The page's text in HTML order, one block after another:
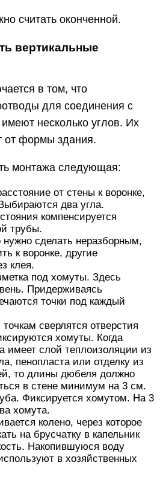
считать оконченной.
вертикальные
в том, что
для соединения с
несколько углов. Их
от формы здания.
монтажа следующая:
от стены к воронке,
два угла.
компенсируется
трубы.
нужно сделать неразборным,
к воронке, другие
клея.
под хомуты. Здесь
Придерживаясь
точки под каждый
сверлятся отверстия
хомуты. Когда
имеет слой теплоизоляции из
пенопласта или отделку из
то длины дюбеля должно
в стене минимум на 3 см.
Фиксируется хомутом. На 3
хомута.
колено, через которое
на брусчатку в капельник
Накопившуюся воду
в хозяйственных